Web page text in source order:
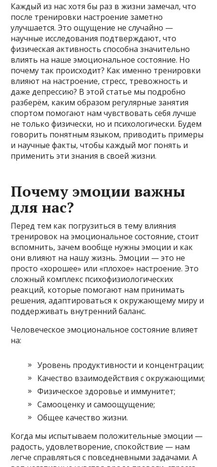
Каждый из нас хотя бы раз в жизни замечал, что
после тренировки настроение заметно
улучшается. Это ощущение не случайно —
научные исследования подтверждают, что
физическая активность способна значительно
влиять на наше эмоциональное состояние. Но
почему так происходит? Как именно тренировки
влияют на настроение, стресс, тревожность и
даже депрессию? В этой статье мы подробно
разберём, каким образом регулярные занятия
спортом помогают нам чувствовать себя лучше
не только физически, но и психологически. Будем
говорить понятным языком, приводить примеры
и научные факты, чтобы каждый мог понять и
применить эти знания в своей жизни.
Почему эмоции важны
для нас?
Перед тем как погрузиться в тему влияния
тренировок на эмоциональное состояние, стоит
вспомнить, зачем вообще нужны эмоции и как
они влияют на нашу жизнь. Эмоции — это не
просто «хорошее» или «плохое» настроение. Это
сложный комплекс психофизиологических
реакций, которые помогают нам принимать
решения, адаптироваться к окружающему миру и
поддерживать внутренний баланс.
Человеческое эмоциональное состояние влияет
на:
Уровень продуктивности и концентрации;
Качество взаимодействия с окружающими;
Физическое здоровье и иммунитет;
Самооценку и самоощущение;
Общее качество жизни.
Когда мы испытываем положительные эмоции —
радость, удовлетворение, спокойствие — нам
легче справляться с повседневными задачами. А